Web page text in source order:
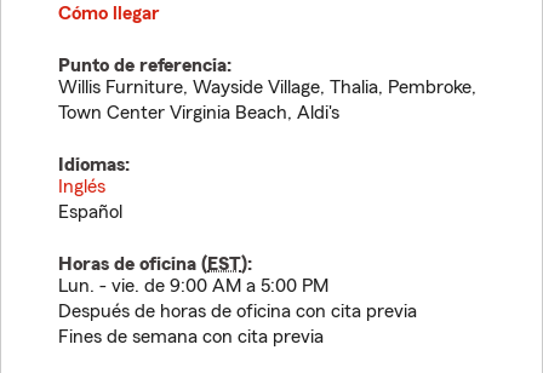
Cómo llegar
Punto de referencia:
Willis Furniture, Wayside Village, Thalia, Pembroke,
Town Center Virginia Beach, Aldi's
Idiomas:
Inglés
Español
Horas de oficina (EST):
Lun. - vie. de 9:00 AM a 5:00 PM
Después de horas de oficina con cita previa
Fines de semana con cita previa